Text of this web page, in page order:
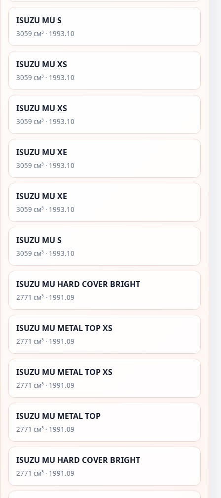
ISUZU MU S
3059 см³ · 1993.10
ISUZU MU XS
3059 см³ · 1993.10
ISUZU MU XS
3059 см³ · 1993.10
ISUZU MU XE
3059 см³ · 1993.10
ISUZU MU XE
3059 см³ · 1993.10
ISUZU MU S
3059 см³ · 1993.10
ISUZU MU HARD COVER BRIGHT
2771 см³ · 1991.09
ISUZU MU METAL TOP XS
2771 см³ · 1991.09
ISUZU MU METAL TOP XS
2771 см³ · 1991.09
ISUZU MU METAL TOP
2771 см³ · 1991.09
ISUZU MU HARD COVER BRIGHT
2771 см³ · 1991.09